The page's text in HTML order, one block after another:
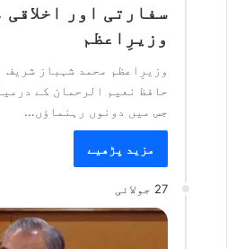
سفارتی اور
وزیرِاعظم
وزیرِاعظم محمد شہباز شریف
حافظ نعیم الرحمان کے
جس میں دونوں رہنماؤں…
مزید پڑھیے
27 جولائی